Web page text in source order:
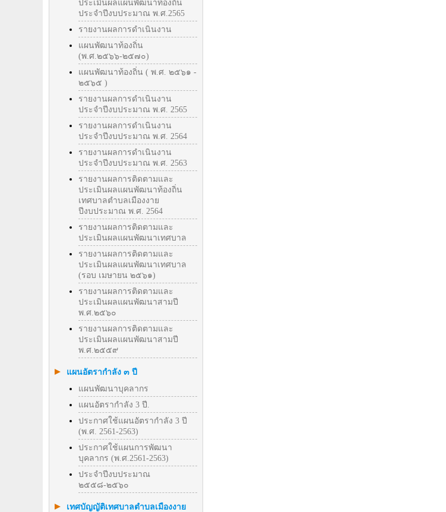
ประเมินผลแผนพัฒนาท้องถิ่น
ประจำปีงบประมาณ พ.ศ.2565
รายงานผลการดำเนินงาน
แผนพัฒนาท้องถิ่น
(พ.ศ.๒๕๖๖-๒๕๗๐)
แผนพัฒนาท้องถิ่น ( พ.ศ. ๒๕๖๑ -
๒๕๖๕ )
รายงานผลการดำเนินงาน
ประจำปีงบประมาณ พ.ศ. 2565
รายงานผลการดำเนินงาน
ประจำปีงบประมาณ พ.ศ. 2564
รายงานผลการดำเนินงาน
ประจำปีงบประมาณ พ.ศ. 2563
รายงานผลการติดตามและ
ประเมินผลแผนพัฒนาท้องถิ่น
เทศบาลตำบลเมืองงาย
ปีงบประมาณ พ.ศ. 2564
รายงานผลการติดตามและ
ประเมินผลแผนพัฒนาเทศบาล
รายงานผลการติดตามและ
ประเมินผลแผนพัฒนาเทศบาล
(รอบ เมษายน ๒๕๖๑)
รายงานผลการติดตามและ
ประเมินผลแผนพัฒนาสามปี
พ.ศ.๒๕๖๐
รายงานผลการติดตามและ
ประเมินผลแผนพัฒนาสามปี
พ.ศ.๒๕๕๙
แผนอัตรากำลัง ๓ ปี
แผนพัฒนาบุคลากร
แผนอัตรากำลัง 3 ปี.
ประกาศใช้แผนอัตรากำลัง 3 ปี
(พ.ศ. 2561-2563)
ประกาศใช้แผนการพัฒนา
บุคลากร (พ.ศ.2561-2563)
ประจำปีงบประมาณ
๒๕๕๘-๒๕๖๐
เทศบัญญัติเทศบาลตำบลเมืองงาย